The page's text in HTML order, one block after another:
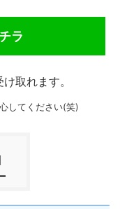
ラ
取れます。
してください(笑)